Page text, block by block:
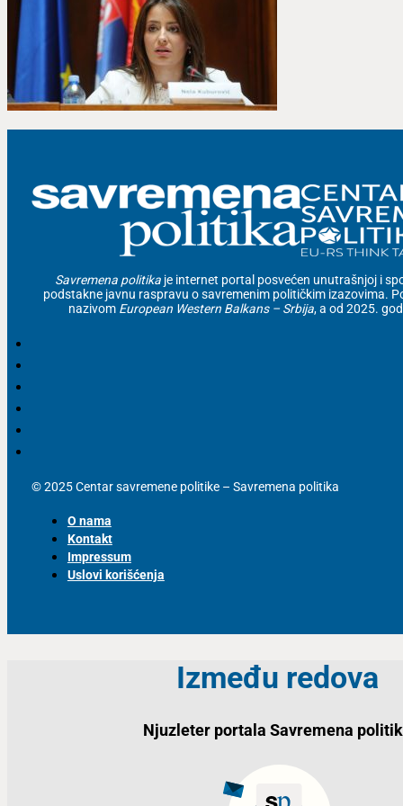
Savremena politika je internet portal posvećen unutrašnjoj i
podstakne javnu raspravu o savremenim političkim izazovima.
nazivom European Western Balkans – Srbija, a od 2025.
© 2025 Centar savremene politike – Savremena politika
O nama
Kontakt
Impressum
Uslovi korišćenja
Između redova
Njuzleter portala Savremena